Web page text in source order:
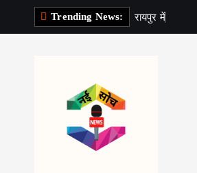
Trending News: रयपर म